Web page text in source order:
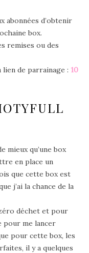
abonnées d’obtenir
box.
remises ou des
de parrainage : 10
mieux qu’une box
en place un
que cette box est
j’ai la chance de la
déchet et pour
pour me lancer
pour cette box, les
il y a quelques